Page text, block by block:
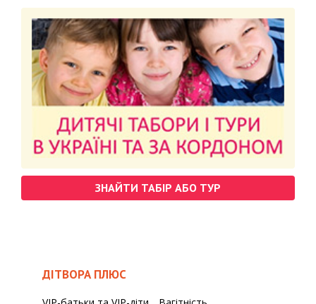
ЗНАЙТИ ТАБІР АБО ТУР
ДІТВОРА ПЛЮС